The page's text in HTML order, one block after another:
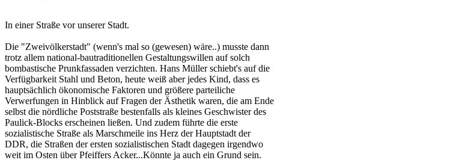
In einer Straße vor unserer Stadt.
Die "Zweivölkerstadt" (wenn's mal so (gewesen) wäre..) musste dann
trotz allem national-bautraditionellen Gestaltungswillen auf solch
bombastische Prunkfassaden verzichten. Hans Müller schiebt's auf die
Verfügbarkeit Stahl und Beton, heute weiß aber jedes Kind, dass es
hauptsächlich ökonomische Faktoren und größere parteiliche
Verwerfungen in Hinblick auf Fragen der Ästhetik waren, die am Ende
selbst die nördliche Poststraße bestenfalls als kleines Geschwister des
Paulick-Blocks erscheinen ließen. Und zudem führte die erste
sozialistische Straße als Marschmeile ins Herz der Hauptstadt der
DDR, die Straßen der ersten sozialistischen Stadt dagegen irgendwo
weit im Osten über Pfeiffers Acker...Könnte ja auch ein Grund sein.